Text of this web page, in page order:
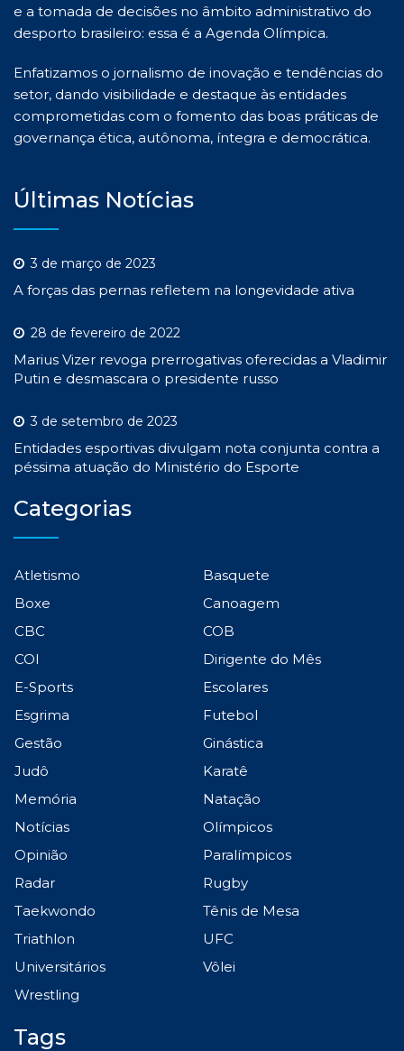
e a tomada de decisões no âmbito administrativo do
desporto brasileiro: essa é a Agenda Olímpica.
Enfatizamos o jornalismo de inovação e tendências do
setor, dando visibilidade e destaque às entidades
comprometidas com o fomento das boas práticas de
governança ética, autônoma, íntegra e democrática.
Últimas Notícias
3 de março de 2023
A forças das pernas refletem na longevidade ativa
28 de fevereiro de 2022
Marius Vizer revoga prerrogativas oferecidas a Vladimir
Putin e desmascara o presidente russo
3 de setembro de 2023
Entidades esportivas divulgam nota conjunta contra a
péssima atuação do Ministério do Esporte
Categorias
Atletismo
Basquete
Boxe
Canoagem
CBC
COB
COI
Dirigente do Mês
E-Sports
Escolares
Esgrima
Futebol
Gestão
Ginástica
Judô
Karatê
Memória
Natação
Notícias
Olímpicos
Opinião
Paralímpicos
Radar
Rugby
Taekwondo
Tênis de Mesa
Triathlon
UFC
Universitários
Vôlei
Wrestling
Tags